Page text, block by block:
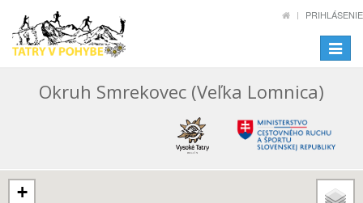
PRIHLÁSENIE
Toggle
Okruh Smrekovec (Veľka Lomnica)
+